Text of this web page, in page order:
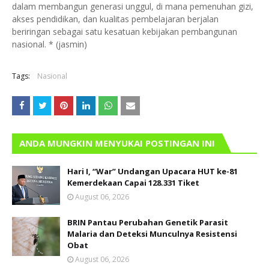
dalam membangun generasi unggul, di mana pemenuhan gizi,
akses pendidikan, dan kualitas pembelajaran berjalan
beriringan sebagai satu kesatuan kebijakan pembangunan
nasional. * (jasmin)
Tags: Nasional
ANDA MUNGKIN MENYUKAI POSTINGAN INI
Hari I, “War” Undangan Upacara HUT ke-81
Kemerdekaan Capai 128.331 Tiket
August 06, 2026
BRIN Pantau Perubahan Genetik Parasit
Malaria dan Deteksi Munculnya Resistensi
Obat
August 06, 2026